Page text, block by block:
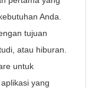
Anda.
tujuan
atau hiburan.
untuk
yang